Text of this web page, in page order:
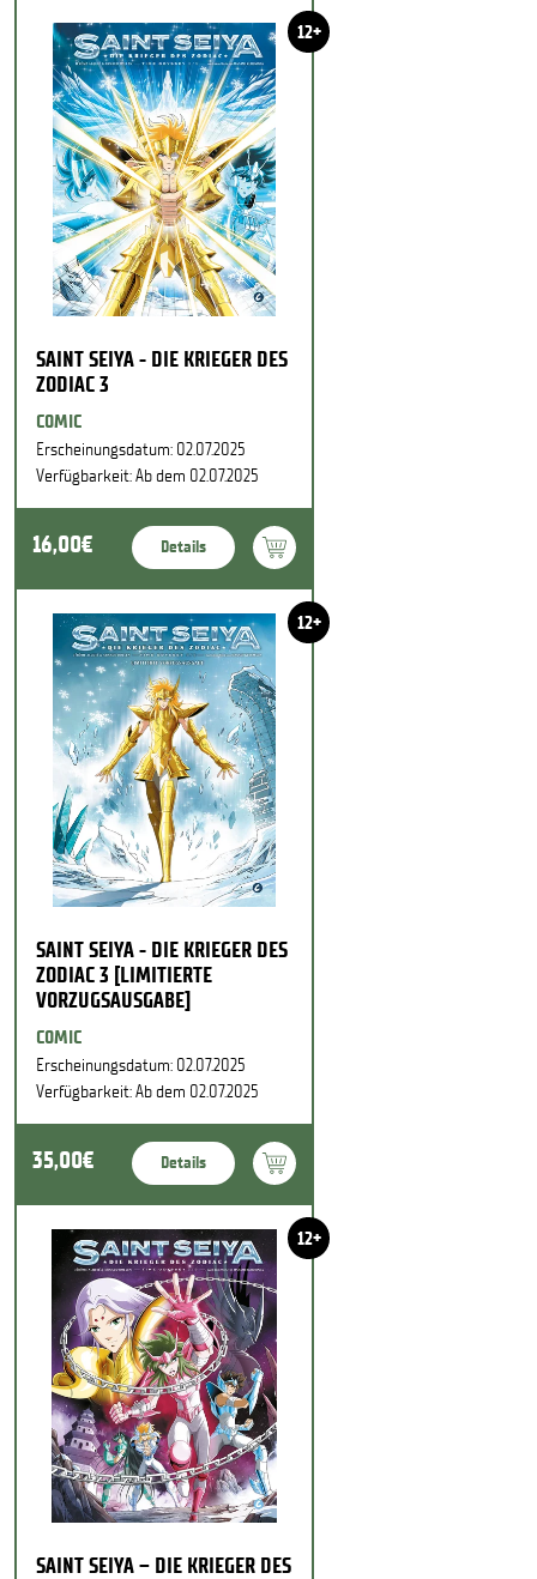
12+
SAINT SEIYA - DIE KRIEGER DES
ZODIAC 3
COMIC
Erscheinungsdatum: 02.07.2025
Verfügbarkeit: Ab dem 02.07.2025
16,00€ Details
12+
SAINT SEIYA - DIE KRIEGER DES
ZODIAC 3 [LIMITIERTE
VORZUGSAUSGABE]
COMIC
Erscheinungsdatum: 02.07.2025
Verfügbarkeit: Ab dem 02.07.2025
35,00€ Details
12+
SAINT SEIYA – DIE KRIEGER DES